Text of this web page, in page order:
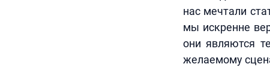
нас мечтали
мы искренне
они являются
желаемому